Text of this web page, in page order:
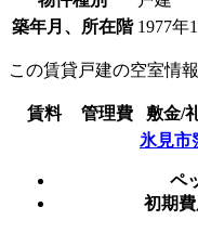
築年月、所在階 1977年
この賃貸戸建の空室情報
賃料 管理費 敷金/
氷見市
ペ
初期